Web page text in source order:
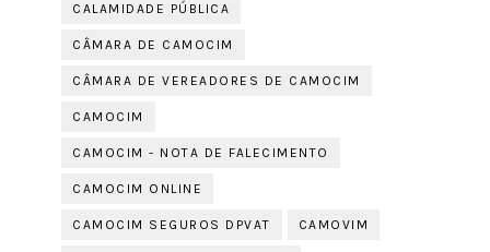
CALAMIDADE PÚBLICA
CÂMARA DE CAMOCIM
CÂMARA DE VEREADORES DE CAMOCIM
CAMOCIM
CAMOCIM - NOTA DE FALECIMENTO
CAMOCIM ONLINE
CAMOCIM SEGUROS DPVAT CAMOVIM